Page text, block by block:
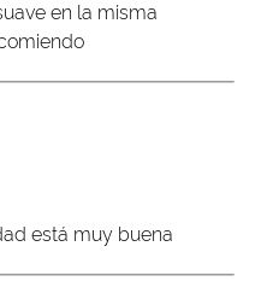
en la misma
está muy buena